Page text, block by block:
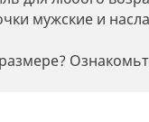
мужские и